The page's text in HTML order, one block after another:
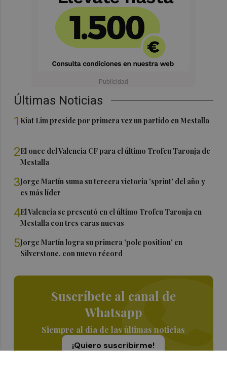
Últimas Noticias
1 Kiat Lim preside por primera vez un partido en Mestalla
2El once del Valencia CF para el último Trofeu Taronja de
Mestalla
3Jorge Martín suma su tercera victoria 'sprint' del año y
es más líder
4El Valencia se presentó en el último Trofeu Taronja en
Mestalla con tres caras nuevas
5Jorge Martín logra su primera 'pole position' en
Silverstone, con nuevo récord
Suscríbete al canal de
Whatsapp
Siempre al día de las últimas noticias
¡Quiero suscribirme!